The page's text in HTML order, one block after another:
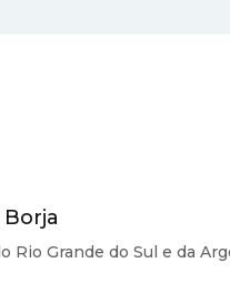
Grande do Sul e da